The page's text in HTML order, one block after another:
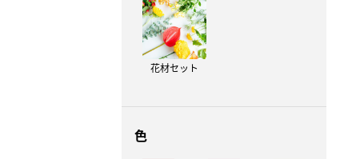
花材セット
色